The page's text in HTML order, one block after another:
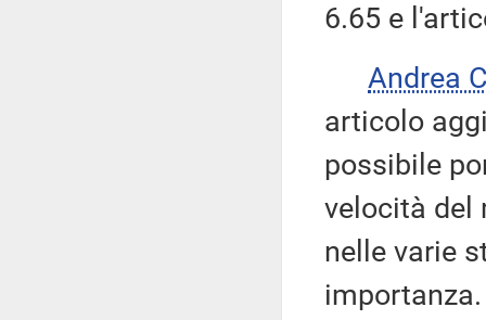
6.65 e
Andrea
articolo
possibile
velocità del
nelle varie